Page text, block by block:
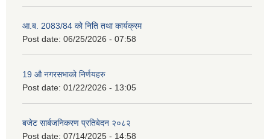
आ.ब. 2083/84 को निति तथा कार्यक्रम
Post date: 06/25/2026 - 07:58
19 औ नगरसभाको निर्णयहरु
Post date: 01/22/2026 - 13:05
बजेट सार्बजनिकरण प्रतिबेदन २०८२
Post date: 07/14/2025 - 14:58